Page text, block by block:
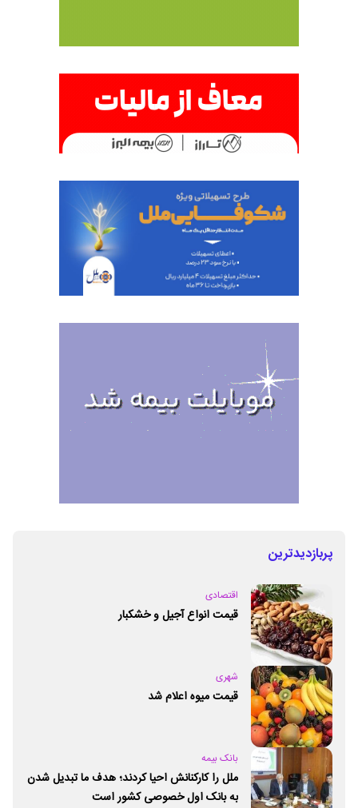
پربازدیدترین
اقتصادی
قیمت انواع آجیل و خشکبار
شهری
قیمت میوه اعلام شد
بانک بیمه
ملل را کارکنانش احیا کردند؛ هدف ما تبدیل شدن
به بانک اول خصوصی کشور است